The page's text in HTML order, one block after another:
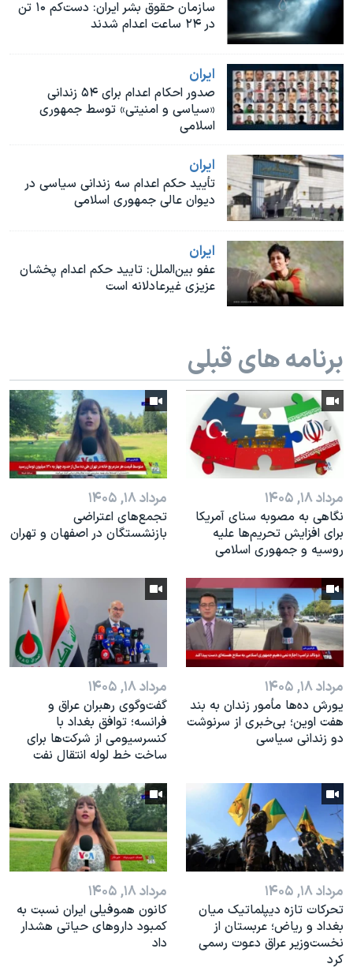
نرگس محمدی برنده جایزه نوبل صلح
صفحه‌های ویژه
سفر پرزیدنت ترامپ به چین
سازمان حقوق بشر ایران: دست‌کم ۱۰ تن
در ۲۴ ساعت اعدام شدند
ايران
صدور احکام اعدام برای ۵۴ زندانی
«سیاسی و امنیتی» توسط جمهوری
اسلامی
ايران
تأیید حکم اعدام سه زندانی سیاسی در
دیوان عالی جمهوری اسلامی
ايران
عفو بین‌الملل: تایید حکم اعدام پخشان
عزیزی غیرعادلانه است
برنامه های قبلی
مرداد ۱۸, ۱۴۰۵
نگاهی به مصوبه سنای آمریکا
برای افزایش تحریم‌ها علیه
روسیه و جمهوری اسلامی
مرداد ۱۸, ۱۴۰۵
تجمع‌های اعتراضی
بازنشستگان در اصفهان و تهران
مرداد ۱۸, ۱۴۰۵
یورش ده‌ها مأمور زندان به بند
هفت اوین؛ بی‌خبری از سرنوشت
دو زندانی سیاسی
مرداد ۱۸, ۱۴۰۵
گفت‌وگوی رهبران عراق و
فرانسه؛ توافق بغداد با
کنسرسیومی از شرکت‌ها برای
ساخت خط لوله انتقال نفت
مرداد ۱۸, ۱۴۰۵
تحرکات تازه دیپلماتیک میان
بغداد و ریاض؛ عربستان از
نخست‌وزیر عراق دعوت رسمی
کرد
مرداد ۱۸, ۱۴۰۵
کانون هموفیلی ایران نسبت به
کمبود داروهای حیاتی هشدار
داد